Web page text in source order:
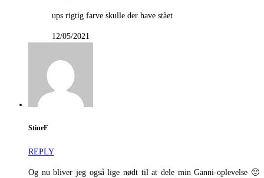
ups rigtig farve skulle der have stået
12/05/2021
StineF
REPLY
Og nu bliver jeg også lige nødt til at dele min Ganni-oplevelse 🙂